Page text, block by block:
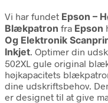
Vi har fundet Epson –
Blækpatron fra Epson
Og Elektronik
Inkjet. Optimer din
502XL gule original
højkapacitets
dine udskriftsbehov.
er designet til at give